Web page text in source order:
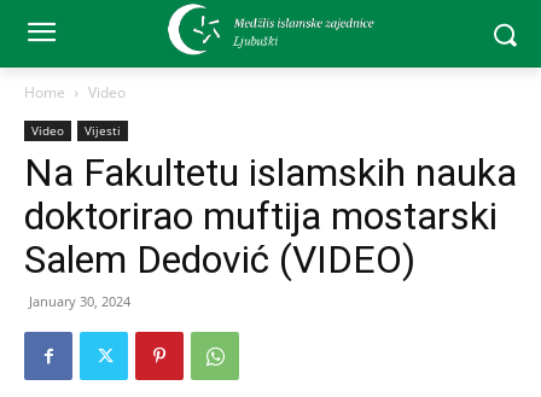
Home Video
Video Vijesti
Na Fakultetu islamskih nauka
doktorirao muftija mostarski
Salem Dedović (VIDEO)
January 30, 2024